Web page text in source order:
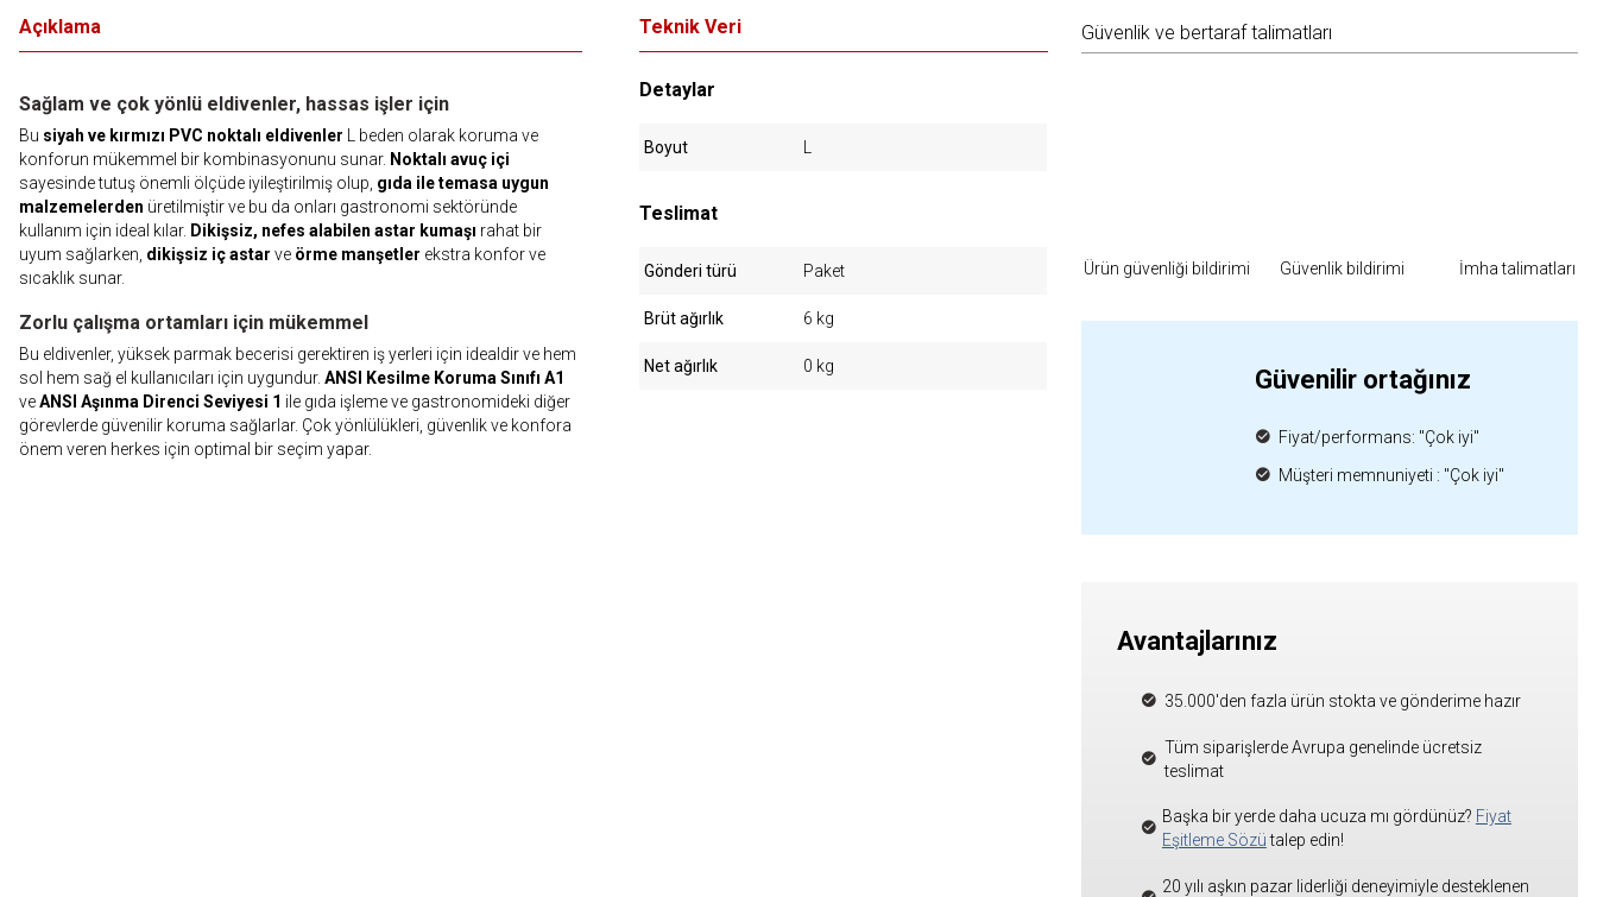
Açıklama
Sağlam ve çok yönlü eldivenler, hassas işler için
Bu siyah ve kırmızı PVC noktalı eldivenler L beden olarak koruma ve
konforun mükemmel bir kombinasyonunu sunar. Noktalı avuç içi
sayesinde tutuş önemli ölçüde iyileştirilmiş olup, gıda ile temasa uygun
malzemelerden üretilmiştir ve bu da onları gastronomi sektöründe
kullanım için ideal kılar. Dikişsiz, nefes alabilen astar kumaşı rahat bir
uyum sağlarken, dikişsiz iç astar ve örme manşetler ekstra konfor ve
sıcaklık sunar.
Zorlu çalışma ortamları için mükemmel
Bu eldivenler, yüksek parmak becerisi gerektiren iş yerleri için idealdir ve hem
sol hem sağ el kullanıcıları için uygundur. ANSI Kesilme Koruma Sınıfı A1
veANSI Aşınma Direnci Seviyesi 1 ile gıda işleme ve gastronomideki diğer
görevlerde güvenilir koruma sağlarlar. Çok yönlülükleri, güvenlik ve konfora
önem veren herkes için optimal bir seçim yapar.
Teknik Veri
Detaylar
Boyut
Teslimat
Gönderi türü Paket
Brüt ağırlık 6 kg
Net ağırlık 0 kg
Güvenlik ve bertaraf talimatları
Ürün güvenliği bildirimi Güvenlik bildirimi İmha talimatları
Güvenilir ortağınız
Fiyat/performans: "Çok iyi"
Müşteri memnuniyeti : "Çok iyi"
Avantajlarınız
35.000'den fazla ürün stokta ve gönderime hazır
Tüm siparişlerde Avrupa genelinde ücretsiz
teslimat
Başka bir yerde daha ucuza mı gördünüz? Fiyat
Eşitleme Sözütalep edin!
20 yılı aşkın pazar liderliği deneyimiyle desteklenen